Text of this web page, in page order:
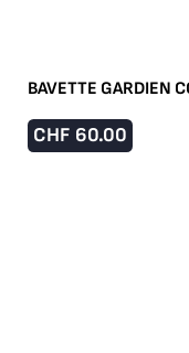
BAVETTE GARDIEN
CHF 60.00